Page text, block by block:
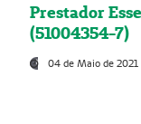
Prestador
(51004354-7)
04 de Maio de 2021